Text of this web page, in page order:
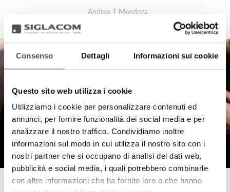
Consenso Dettagli Informazioni sui cookie
Questo sito web utilizza i cookie
Utilizziamo i cookie per personalizzare contenuti ed
annunci, per fornire funzionalità dei social media e per
analizzare il nostro traffico. Condividiamo inoltre
informazioni sul modo in cui utilizza il nostro sito con i
nostri partner che si occupano di analisi dei dati web,
pubblicità e social media, i quali potrebbero combinarle
con altre informazioni che ha fornito loro o che hanno
Andrea T Mendoza
Andrea T Mendoza